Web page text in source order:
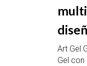
Art Gel
Gel